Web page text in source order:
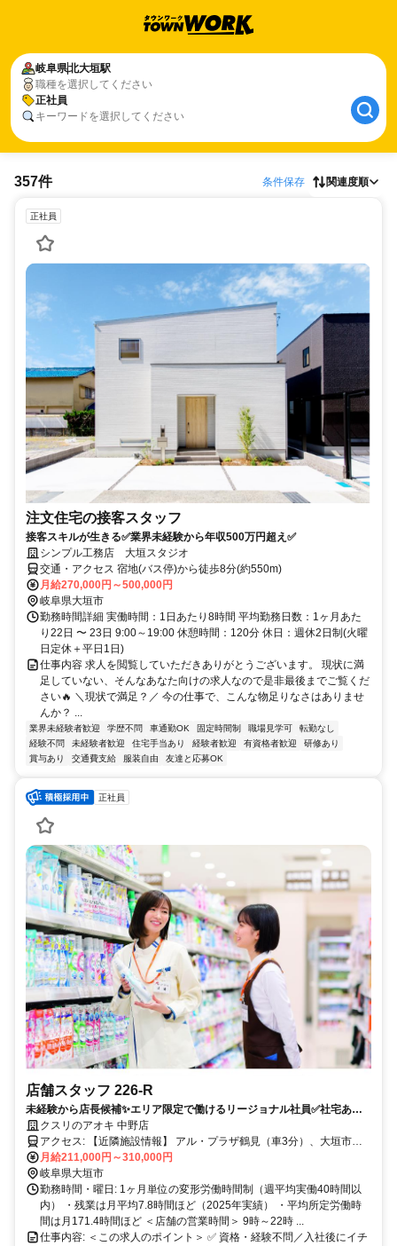
岐阜県北大垣駅
職種を選択してください
正社員
キーワードを選択してください
357件 条件保存 関連度順
正社員
注文住宅の接客スタッフ
接客スキルが生きる✅業界未経験から年収500万円超え✅
シンプル工務店 大垣スタジオ
交通・アクセス 宿地(バス停)から徒歩8分(約550m)
月給270,000円～500,000円
岐阜県大垣市
勤務時間詳細 実働時間：1日あたり8時間 平均勤務日数：1ヶ月あた
り22日 〜 23日 9:00～19:00 休憩時間：120分 休日：週休2日制(火曜
日定休＋平日1日)
仕事内容 求人を閲覧していただきありがとうございます。 現状に満
足していない、そんなあなた向けの求人なので是非最後までご覧くだ
さい🔥 ＼現状で満足？／ 今の仕事で、こんな物足りなさはありませ
んか？ ...
業界未経験者歓迎 学歴不問 車通勤OK 固定時間制 職場見学可
転勤なし
経験不問
未経験者歓迎 住宅手当あり 経験者歓迎 有資格者歓迎
研修あり
賞与あり
交通費支給 服装自由 友達と応募OK
正社員
店舗スタッフ 226-R
未経験から店長候補✨エリア限定で働けるリージョナル社員✅社宅あり
｜残業月7.8h
クスリのアオキ 中野店
アクセス: 【近隣施設情報】 アル・プラザ鶴見（車3分）、大垣市民
病院（車5分）、大垣市役所（車10分） 【近隣学校情報】 大垣女子
短期大学（車5分）
月給211,000円～310,000円
岐阜県大垣市
勤務時間・曜日: 1ヶ月単位の変形労働時間制（週平均実働40時間以
内） ・残業は月平均7.8時間ほど（2025年実績） ・平均所定労働時
間は月171.4時間ほど ＜店舗の営業時間＞ 9時～22時 ...
仕事内容: ＜この求人のポイント＞ ✅ 資格・経験不問／入社後にイチ